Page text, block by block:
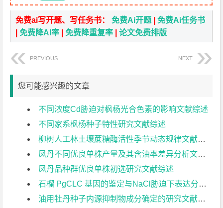
免费ai写开题、写任务书：免费Ai开题 |免费Ai任务书
|免费降AI率 |免费降重复率 |论文免费排版
PREVIOUS NEXT
您可能感兴趣的文章
不同浓度Cd胁迫对枫杨光合色素的影响文献综述
不同家系枫杨种子特性研究文献综述
柳树人工林土壤蔗糖酶活性季节动态规律文献综述
凤丹不同优良单株产量及其含油率差异分析文献综述
凤丹品种群优良单株初选研究文献综述
石榴 PgCLC 基因的鉴定与NaCl胁迫下表达分析文献综述
油用牡丹种子内源抑制物成分确定的研究文献综述